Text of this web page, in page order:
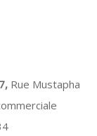
Rue Mustapha